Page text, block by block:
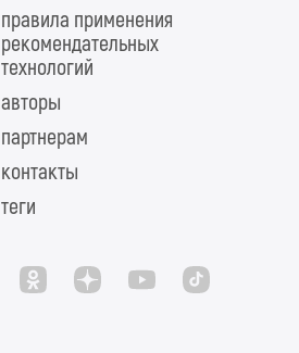
правила применения
рекомендательных
технологий
авторы
партнерам
контакты
теги